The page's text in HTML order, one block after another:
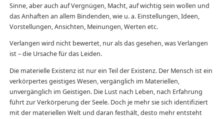
Sinne, aber auch auf Vergnügen, Macht, auf wichtig sein wollen und
das Anhaften an allem Bindenden, wie u. a. Einstellungen, Ideen,
Vorstellungen, Ansichten, Meinungen, Werten etc.
Verlangen wird nicht bewertet, nur als das gesehen, was Verlangen
ist – die Ursache für das Leiden.
Die materielle Existenz ist nur ein Teil der Existenz. Der Mensch ist ein
verkörpertes geistiges Wesen, vergänglich im Materiellen,
unvergänglich im Geistigen. Die Lust nach Leben, nach Erfahrung
führt zur Verkörperung der Seele. Doch je mehr sie sich identifiziert
mit der materiellen Welt und daran festhält, desto mehr entsteht